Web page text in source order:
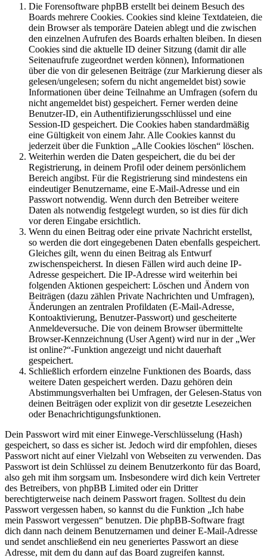
Die Forensoftware phpBB erstellt bei deinem Besuch des
Boards mehrere Cookies. Cookies sind kleine Textdateien, die
dein Browser als temporäre Dateien ablegt und die zwischen
den einzelnen Aufrufen des Boards erhalten bleiben. In diesen
Cookies sind die aktuelle ID deiner Sitzung (damit dir alle
Seitenaufrufe zugeordnet werden können), Informationen
über die von dir gelesenen Beiträge (zur Markierung dieser als
gelesen/ungelesen; sofern du nicht angemeldet bist) sowie
Informationen über deine Teilnahme an Umfragen (sofern du
nicht angemeldet bist) gespeichert. Ferner werden deine
Benutzer-ID, ein Authentifizierungsschlüssel und eine
Session-ID gespeichert. Die Cookies haben standardmäßig
eine Gültigkeit von einem Jahr. Alle Cookies kannst du
jederzeit über die Funktion „Alle Cookies löschen“ löschen.
Weiterhin werden die Daten gespeichert, die du bei der
Registrierung, in deinem Profil oder deinem persönlichem
Bereich angibst. Für die Registrierung sind mindestens ein
eindeutiger Benutzername, eine E-Mail-Adresse und ein
Passwort notwendig. Wenn durch den Betreiber weitere
Daten als notwendig festgelegt wurden, so ist dies für dich
vor deren Eingabe ersichtlich.
Wenn du einen Beitrag oder eine private Nachricht erstellst,
so werden die dort eingegebenen Daten ebenfalls gespeichert.
Gleiches gilt, wenn du einen Beitrag als Entwurf
zwischenspeicherst. In diesen Fällen wird auch deine IP-
Adresse gespeichert. Die IP-Adresse wird weiterhin bei
folgenden Aktionen gespeichert: Löschen und Ändern von
Beiträgen (dazu zählen Private Nachrichten und Umfragen),
Änderungen an zentralen Profildaten (E-Mail-Adresse,
Kontoaktivierung, Benutzer-Passwort) und gescheiterte
Anmeldeversuche. Die von deinem Browser übermittelte
Browser-Kennzeichnung (User Agent) wird nur in der „Wer
ist online?“-Funktion angezeigt und nicht dauerhaft
gespeichert.
Schließlich erfordern einzelne Funktionen des Boards, dass
weitere Daten gespeichert werden. Dazu gehören dein
Abstimmungsverhalten bei Umfragen, der Gelesen-Status von
deinen Beiträgen oder explizit von dir gesetzte Lesezeichen
oder Benachrichtigungsfunktionen.
Dein Passwort wird mit einer Einwege-Verschlüsselung (Hash)
gespeichert, so dass es sicher ist. Jedoch wird dir empfohlen, dieses
Passwort nicht auf einer Vielzahl von Webseiten zu verwenden. Das
Passwort ist dein Schlüssel zu deinem Benutzerkonto für das Board,
also geh mit ihm sorgsam um. Insbesondere wird dich kein Vertreter
des Betreibers, von phpBB Limited oder ein Dritter
berechtigterweise nach deinem Passwort fragen. Solltest du dein
Passwort vergessen haben, so kannst du die Funktion „Ich habe
mein Passwort vergessen“ benutzen. Die phpBB-Software fragt
dich dann nach deinem Benutzernamen und deiner E-Mail-Adresse
und sendet anschließend ein neu generiertes Passwort an diese
Adresse, mit dem du dann auf das Board zugreifen kannst.